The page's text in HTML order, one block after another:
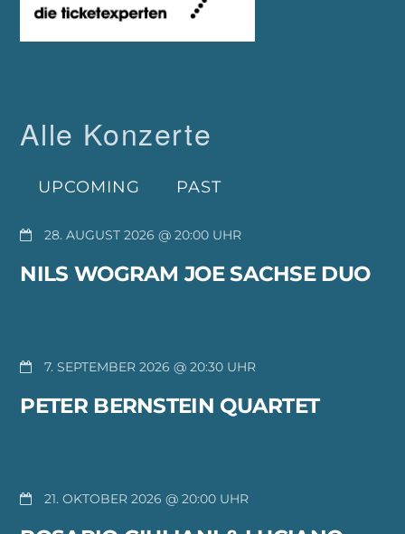
Alle Konzerte
UPCOMING PAST
28. AUGUST 2026 @ 20:00
NILS WOGRAM JOE SACHSE DUO
7. SEPTEMBER 2026 @ 20:30
PETER BERNSTEIN QUARTET
21. OKTOBER 2026 @ 20:00